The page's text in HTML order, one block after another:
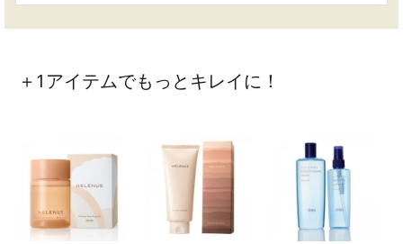
＋1アイテムでもっとキレイに！